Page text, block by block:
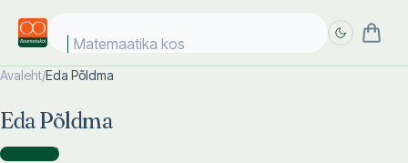
Matemaatika kosm
Avaleht/Eda Põldma
Eda Põldma
Autorina )